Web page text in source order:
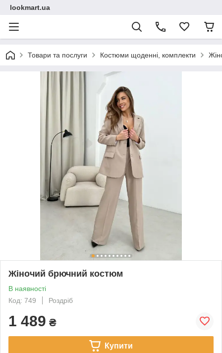
lookmart.ua
Товари та послуги Костюми щоденні, комплекти
Жіночий брючний костюм
В наявності
Код: 749
Роздріб
1 489 ₴
Купити